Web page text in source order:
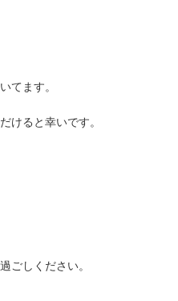
てます。
けると幸いです。
ごしください。